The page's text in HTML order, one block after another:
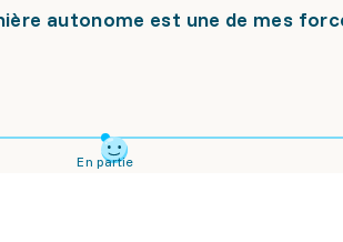
autonome est une de mes
En partie